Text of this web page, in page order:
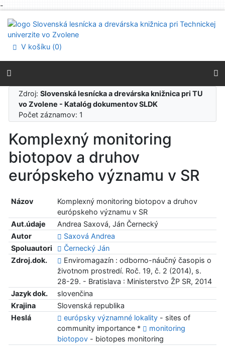
-
Prejsť na menu
Prehlásenie o webovej prístupnosti
V košíku (0)
Zdroj:Slovenská lesnícka a drevárska knižnica pri TU
vo Zvolene - Katalóg dokumentov SLDK
Počet záznamov: 1
Komplexný monitoring
biotopov a druhov
európskeho významu v SR
Názov
Komplexný monitoring biotopov a druhov
európskeho významu v SR
Aut.údaje
Andrea Saxová, Ján Černecký
Autor
Saxová Andrea
Spoluautori
Černecký Ján
Zdroj.dok.
Enviromagazín : odborno-náučný časopis o
životnom prostredí. Roč. 19, č. 2 (2014), s.
28-29. - Bratislava : Ministerstvo ŽP SR, 2014
Jazyk dok.
slovenčina
Krajina
Slovenská republika
Heslá
európsky významné lokality- sites of
community importance *
monitoring
biotopov- biotopes monitoring